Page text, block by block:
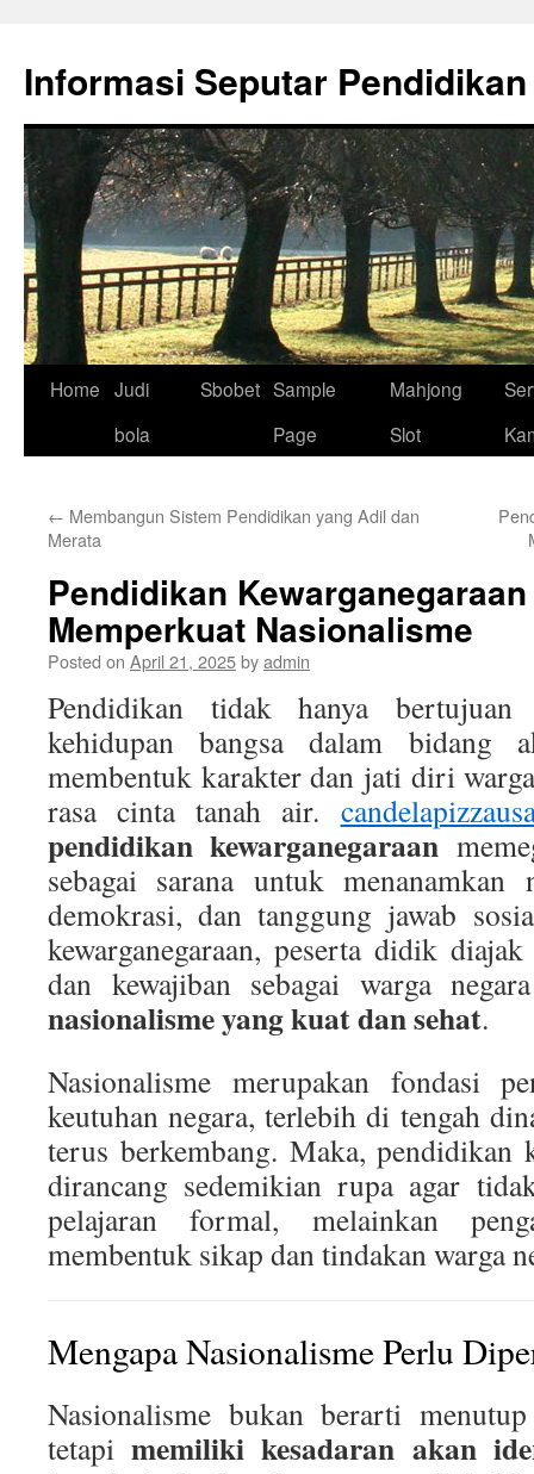
content
Informasi Seputar Pendidikan
Home Judi
bola
Sbobet Sample
Page
Mahjong
Slot
← Membangun Sistem Pendidikan yang Adil dan
Merata
Pendidikan
Memperkuat Nasionalisme
Posted on April 21, 2025byadmin
Pendidikan tidak hanya bertujuan
kehidupan bangsa dalam bidang
membentuk karakter dan jati diri
rasa cinta tanah air.
pendidikan kewarganegaraan
sebagai sarana untuk menanamkan
demokrasi, dan tanggung jawab
kewarganegaraan, peserta didik
dan kewajiban sebagai warga
nasionalisme yang kuat dan sehat.
Nasionalisme merupakan fondasi
keutuhan negara, terlebih di tengah
terus berkembang. Maka, pendidikan
dirancang sedemikian rupa agar
pelajaran formal, melainkan
membentuk sikap dan tindakan warga
Mengapa Nasionalisme Perlu
Nasionalisme bukan berarti
tetapimemiliki kesadaran akan